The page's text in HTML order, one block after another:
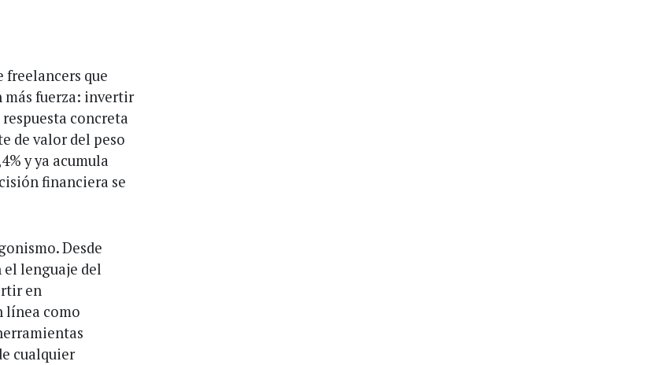
freelancers que
más fuerza: invertir
concreta
de valor del peso
y ya acumula
financiera se
Desde
el lenguaje del
en
línea como
cualquier